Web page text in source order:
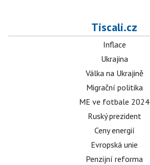
Tiscali.cz
Inflace
Ukrajina
Válka na Ukrajině
Migrační politika
ME ve fotbale 2024
Ruský prezident
Ceny energií
Evropská unie
Penzijní reforma